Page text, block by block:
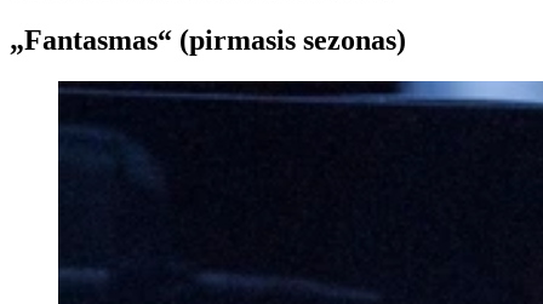
„Fantasmas“ (pirmasis sezonas)